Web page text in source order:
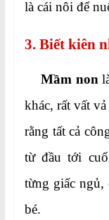
là cái nôi để
3. Biết kiên
Mầm non
khác, rất vất
rằng tất cả
từ đầu tới
từng giấc ngủ,
bé.